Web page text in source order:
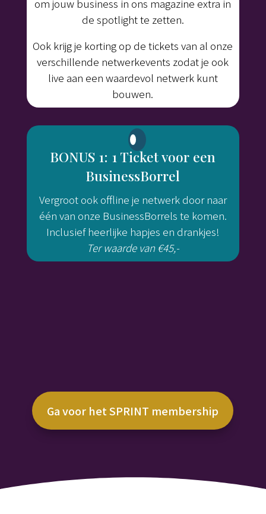
om jouw business in ons magazine extra in
de spotlight te zetten.
Ook krijg je korting op de tickets van al onze
verschillende netwerkevents zodat je ook
live aan een waardevol netwerk kunt
bouwen.
BONUS 1: 1 Ticket voor een
BusinessBorrel
Vergroot ook offline je netwerk door naar
één van onze BusinessBorrels te komen.
Inclusief heerlijke hapjes en drankjes!
Ter waarde van €45,-
Ga voor het SPRINT membership